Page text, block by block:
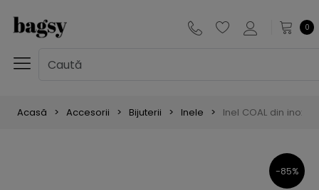
0
Acasă Accesorii Bijuterii Inele Inel COAL din inox,
-85%